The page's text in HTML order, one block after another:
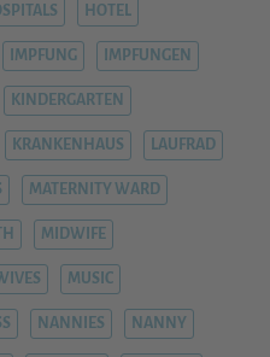
HOTEL
IMPFUNG IMPFUNGEN
KINDERGARTEN
KRANKENHAUS LAUFRAD
MATERNITY WARD
MIDWIFE
MUSIC
NANNIES NANNY